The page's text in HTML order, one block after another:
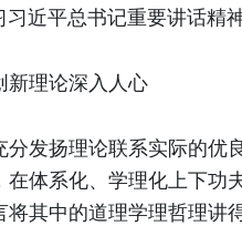
近平总书记重要讲话精
新理论深入人心
发扬理论联系实际的优
体系化、学理化上下功
其中的道理学理哲理讲